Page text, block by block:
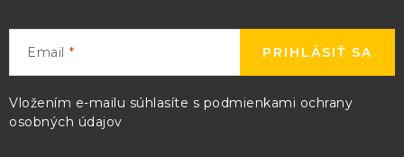
Email
Vložením e-mailu súhlasíte s podmienkami ochrany
osobných údajov
PRIHLÁSIŤ SA